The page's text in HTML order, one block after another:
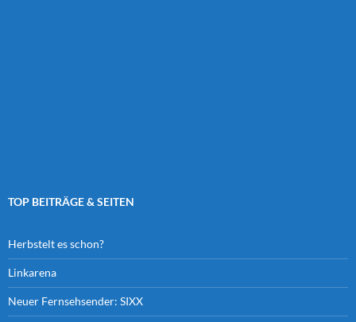
TOP BEITRÄGE & SEITEN
Herbstelt es schon?
Linkarena
Neuer Fernsehsender: SIXX